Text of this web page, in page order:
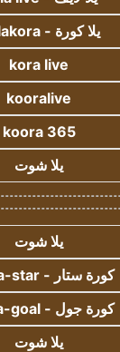
يلا كورة - yallakora
kora live
kooralive
koora 365
يلا شوت
يلا شوت
كورة ستار - koora-star
كورة جول - koora-goal
يلا شوت